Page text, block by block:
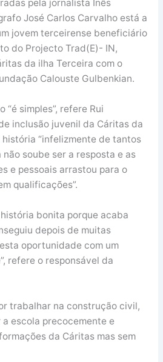
pela jornalista Inês
José Carlos Carvalho está a
jovem terceirense beneficiário
do Projecto Trad(E)- IN,
da ilha Terceira com o
Calouste Gulbenkian.
“é simples”, refere Rui
inclusão juvenil da Cáritas da
história “infelizmente de tantos
soube ser a resposta e as
e pessoais arrastou para o
qualificações”.
bonita porque acaba
depois de muitas
oportunidade com um
refere o responsável da
trabalhar na construção civil,
escola precocemente e
da Cáritas mas sem